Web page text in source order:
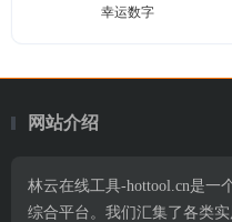
幸运数字
网站介绍
林云在线工具-hottool.cn是一
综合平台。我们汇集了各类